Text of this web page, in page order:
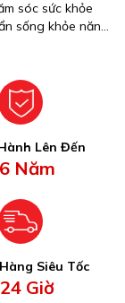
sóc sức khỏe
sống khỏe năng
Lên Đến
6 Năm
Siêu Tốc
24 Giờ